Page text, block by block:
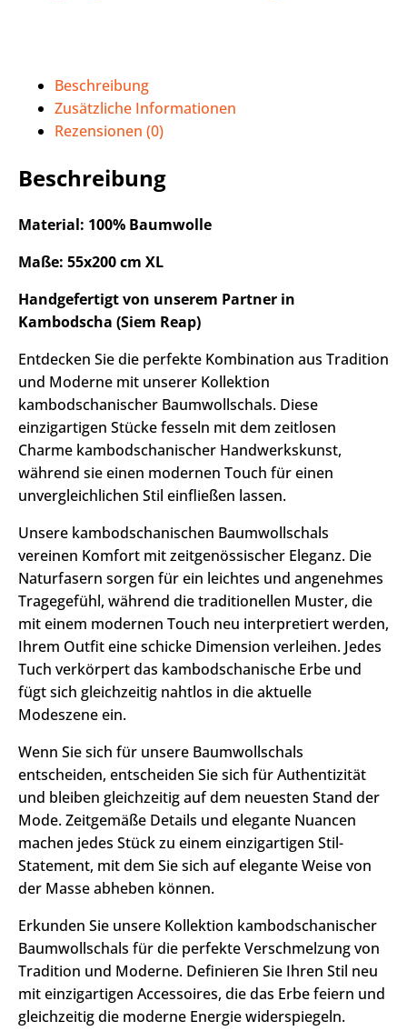
Beschreibung
Zusätzliche Informationen
Rezensionen (0)
Beschreibung
Material: 100% Baumwolle
Maße: 55x200 cm XL
Handgefertigt von unserem Partner in
Kambodscha (Siem Reap)
Entdecken Sie die perfekte Kombination aus Tradition
und Moderne mit unserer Kollektion
kambodschanischer Baumwollschals. Diese
einzigartigen Stücke fesseln mit dem zeitlosen
Charme kambodschanischer Handwerkskunst,
während sie einen modernen Touch für einen
unvergleichlichen Stil einfließen lassen.
Unsere kambodschanischen Baumwollschals
vereinen Komfort mit zeitgenössischer Eleganz. Die
Naturfasern sorgen für ein leichtes und angenehmes
Tragegefühl, während die traditionellen Muster, die
mit einem modernen Touch neu interpretiert werden,
Ihrem Outfit eine schicke Dimension verleihen. Jedes
Tuch verkörpert das kambodschanische Erbe und
fügt sich gleichzeitig nahtlos in die aktuelle
Modeszene ein.
Wenn Sie sich für unsere Baumwollschals
entscheiden, entscheiden Sie sich für Authentizität
und bleiben gleichzeitig auf dem neuesten Stand der
Mode. Zeitgemäße Details und elegante Nuancen
machen jedes Stück zu einem einzigartigen Stil-
Statement, mit dem Sie sich auf elegante Weise von
der Masse abheben können.
Erkunden Sie unsere Kollektion kambodschanischer
Baumwollschals für die perfekte Verschmelzung von
Tradition und Moderne. Definieren Sie Ihren Stil neu
mit einzigartigen Accessoires, die das Erbe feiern und
gleichzeitig die moderne Energie widerspiegeln.